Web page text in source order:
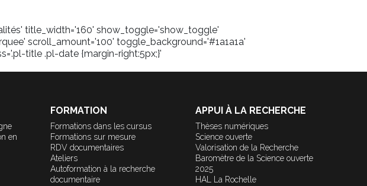
title_width='160' show_toggle='show_toggle'
scroll_amount='100' toggle_background='#1a1a1a'
title .pl-date {margin-right:5px;}'
en
FORMATION
Formations dans les cursus
Formations sur mesure
RDV documentaires
Ateliers
Autoformation à la recherche
documentaire
APPUI À LA RECHERCHE
Thèses numériques
Science ouverte
Valorisation de la Recherche
Baromètre de la Science ouverte
2025
HAL La Rochelle